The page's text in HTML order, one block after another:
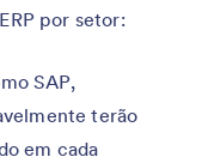
por setor:
SAP,
terão
em cada